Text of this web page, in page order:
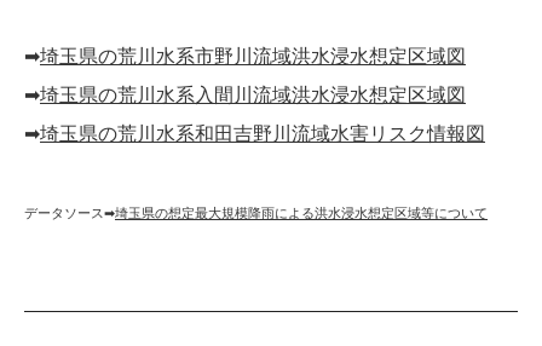
➡︎埼玉県の荒川水系市野川流域洪水浸水想定区域図
➡︎埼玉県の荒川水系入間川流域洪水浸水想定区域図
➡︎埼玉県の荒川水系和田吉野川流域水害リスク情報図
データソース➡︎埼玉県の想定最大規模降雨による洪水浸水想定区域等について